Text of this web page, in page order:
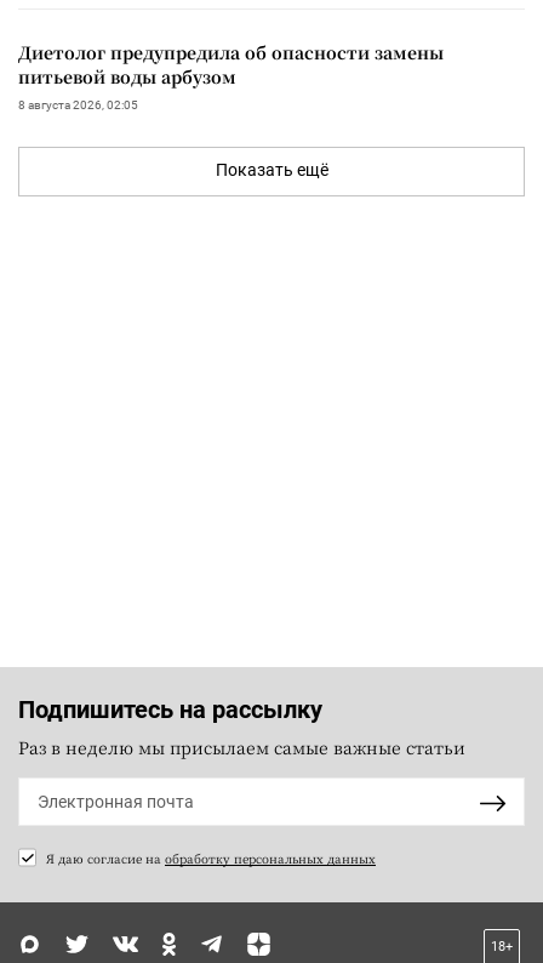
Диетолог предупредила об опасности замены
питьевой воды арбузом
8 августа 2026, 02:05
Показать ещё
Подпишитесь на рассылку
Раз в неделю мы присылаем самые важные статьи
Я даю согласие на обработку персональных данных
18+